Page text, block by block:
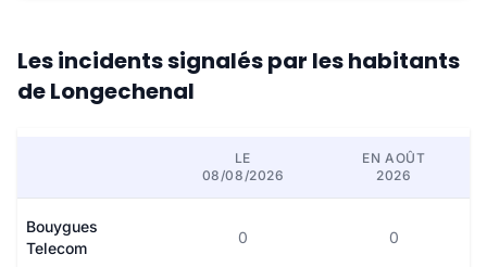
Les incidents signalés par les habitants
de Longechenal
LE
08/08/2026
EN AOÛT
2026
Bouygues
Telecom
0 0